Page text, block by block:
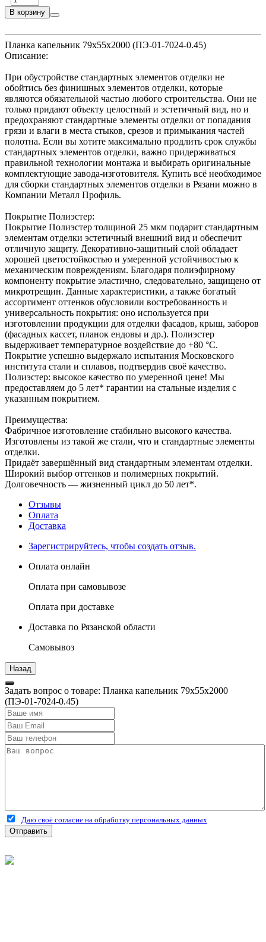
В корзину
Планка капельник 79х55х2000 (ПЭ-01-7024-0.45)
Описание:
При обустройстве стандартных элементов отделки не
обойтись без финишных элементов отделки, которые
являются обязательной частью любого строительства. Они не
только придают объекту целостный и эстетичный вид, но и
предохраняют стандартные элементы отделки от попадания
грязи и влаги в места стыков, срезов и примыкания частей
полотна. Если вы хотите максимально продлить срок службы
стандартных элементов отделки, важно придерживаться
правильной технологии монтажа и выбирать оригинальные
комплектующие завода-изготовителя. Купить всё необходимое
для сборки стандартных элементов отделки в Рязани можно в
Компании Металл Профиль.
Покрытие Полиэстер:
Покрытие Полиэстер толщиной 25 мкм подарит стандартным
элементам отделки эстетичный внешний вид и обеспечит
отличную защиту. Декоративно-защитный слой обладает
хорошей цветостойкостью и умеренной устойчивостью к
механическим повреждениям. Благодаря полиэфирному
компоненту покрытие эластично, следовательно, защищено от
микротрещин. Данные характеристики, а также богатый
ассортимент оттенков обусловили востребованность и
универсальность покрытия: оно используется при
изготовлении продукции для отделки фасадов, крыш, заборов
(фасадных кассет, планок ендовы и др.). Полиэстер
выдерживает температурное воздействие до +80 °С.
Покрытие успешно выдержало испытания Московского
института стали и сплавов, подтвердив своё качество.
Полиэстер: высокое качество по умеренной цене! Мы
предоставляем до 5 лет* гарантии на стальные изделия с
указанным покрытием.
Преимущества:
Фабричное изготовление стабильно высокого качества.
Изготовлены из такой же стали, что и стандартные элементы
отделки.
Придаёт завершённый вид стандартным элементам отделки.
Широкий выбор оттенков и полимерных покрытий.
Долговечность — жизненный цикл до 50 лет*.
Отзывы
Оплата
Доставка
Зарегистрируйтесь, чтобы создать отзыв.
Оплата онлайн
Оплата при самовывозе
Оплата при доставке
Доставка по Рязанской области
Самовывоз
Задать вопрос о товаре: Планка капельник 79х55х2000
(ПЭ-01-7024-0.45)
Даю своё согласие на обработку персональных данных
Отправить